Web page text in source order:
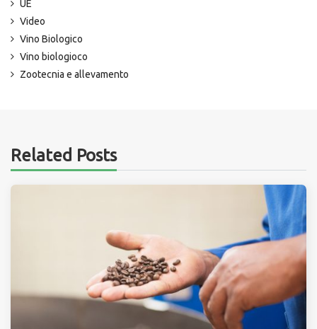
UE
Video
Vino Biologico
Vino biologioco
Zootecnia e allevamento
Related Posts